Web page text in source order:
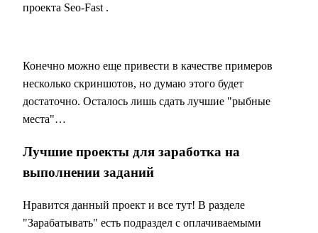
проекта Seo-Fast .
Конечно можно еще привести в качестве примеров
несколько скриншотов, но думаю этого будет
достаточно. Осталось лишь сдать лучшие "рыбные
места"…
Лучшие проекты для заработка на
выполнении заданий
Нравится данный проект и все тут! В разделе
"Зарабатывать" есть подраздел с оплачиваемыми